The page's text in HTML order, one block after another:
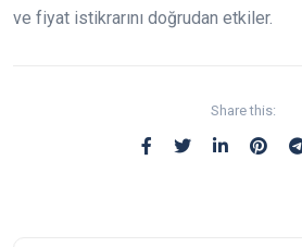
ve fiyat istikrarını doğrudan etkiler.
Share this: